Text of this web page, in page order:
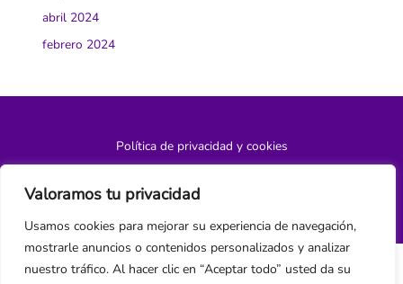
Valoramos tu privacidad
Usamos cookies para mejorar su experiencia de navegación,
mostrarle anuncios o contenidos personalizados y analizar
nuestro tráfico. Al hacer clic en “Aceptar todo” usted da su
abril 2024
febrero 2024
Política de privacidad y cookies
¿Hablamos?